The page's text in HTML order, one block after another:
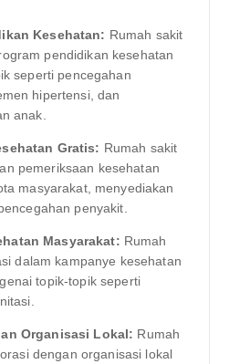
Kesehatan: Rumah sakit
pendidikan kesehatan
seperti pencegahan
hipertensi, dan
anak.
Gratis: Rumah sakit
pemeriksaan kesehatan
masyarakat, menyediakan
penyakit.
Masyarakat: Rumah
dalam kampanye kesehatan
topik-topik seperti
Organisasi Lokal: Rumah
dengan organisasi lokal